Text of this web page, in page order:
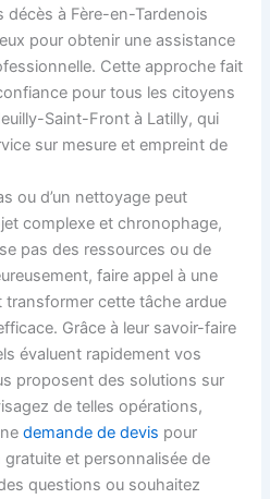
à Fère-en-Tardenois
pour obtenir une assistance
Cette approche fait
pour tous les citoyens
Saint-Front à Latilly, qui
sur mesure et empreint de
ou d’un nettoyage peut
complexe et chronophage,
pas des ressources ou de
faire appel à une
transformer cette tâche ardue
Grâce à leur savoir-faire
évaluent rapidement vos
proposent des solutions sur
de telles opérations,
demande de devis pour
gratuite et personnalisée de
questions ou souhaitez